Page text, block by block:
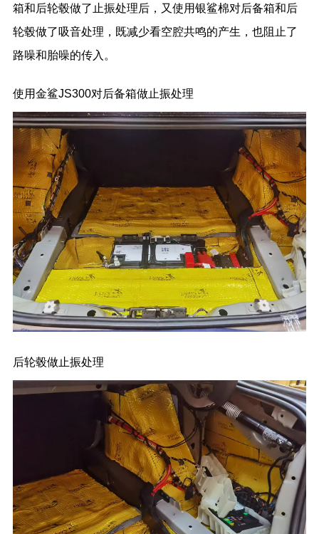
箱和后轮毂做了止振处理后，又使用银鲨棉对后备箱和后
轮毂做了吸音处理，既减少看空腔共鸣的产生，也阻止了
路噪和胎噪的传入。
使用金鲨JS300对后备箱做止振处理
后轮毂做止振处理